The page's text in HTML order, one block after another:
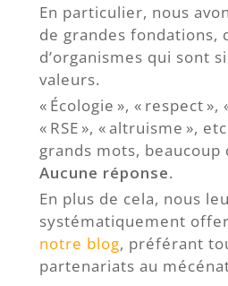
En particulier, nous
de grandes fondations,
d’organismes qui sont
valeurs.
« Écologie », « respect
« RSE », « altruisme »,
grands mots, beaucoup
Aucune réponse.
En plus de cela, nous
systématiquement
notre blog, préférant
partenariats au